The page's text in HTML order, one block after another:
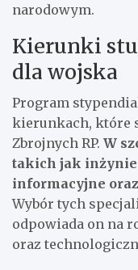
narodowym.
Kierunki
dla wojska
Program
kierunkach, które
Zbrojnych RP. W
takich jak
informacyjne
Wybór tych
odpowiada on na
oraz